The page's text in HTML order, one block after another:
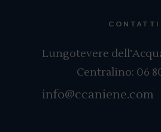
CONTATTI
Lungotevere
Centralino: 06
info@ccaniene.com